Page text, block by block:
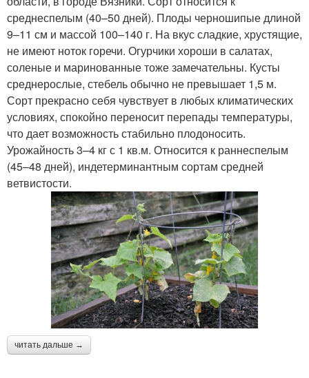
среднеспелым (40–50 дней). Плоды черношипые длиной
9–11 см и массой 100–140 г. На вкус сладкие, хрустящие,
не имеют ноток горечи. Огурчики хороши в салатах,
соленые и маринованные тоже замечательны. Кусты
среднерослые, стебель обычно не превышает 1,5 м.
Сорт прекрасно себя чувствует в любых климатических
условиях, спокойно переносит перепады температуры,
что дает возможность стабильно плодоносить.
Урожайность 3–4 кг с 1 кв.м. Относится к раннеспелым
(45–48 дней), индетерминантным сортам средней
ветвистости.
читать дальше →